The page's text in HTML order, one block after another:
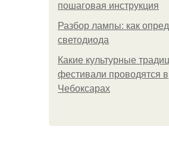
пошаговая инструкция
Разбор лампы: как
светодиода
Какие культурные
фестивали проводятся в
Чебоксарах